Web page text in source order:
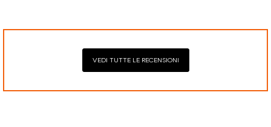
VEDI TUTTE LE RECENSIONI